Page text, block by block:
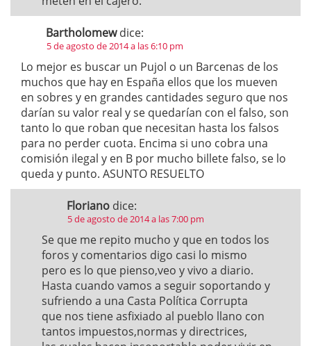
Bartholomew dice:
5 de agosto de 2014 a las 6:10 pm
Lo mejor es buscar un Pujol o un Barcenas de los
muchos que hay en España ellos que los mueven
en sobres y en grandes cantidades seguro que nos
darían su valor real y se quedarían con el falso, son
tanto lo que roban que necesitan hasta los falsos
para no perder cuota. Encima si uno cobra una
comisión ilegal y en B por mucho billete falso, se lo
queda y punto. ASUNTO RESUELTO
Floriano dice:
5 de agosto de 2014 a las 7:00 pm
Se que me repito mucho y que en todos los
foros y comentarios digo casi lo mismo
pero es lo que pienso,veo y vivo a diario.
Hasta cuando vamos a seguir soportando y
sufriendo a una Casta Política Corrupta
que nos tiene asfixiado al pueblo llano con
tantos impuestos,normas y directrices,